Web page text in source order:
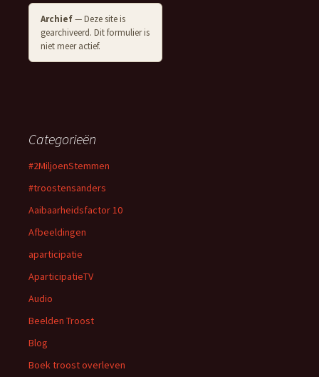
Archief— Deze site is
gearchiveerd. Dit formulier is
niet meer actief.
Categorieën
#2MiljoenStemmen
#troostensanders
Aaibaarheidsfactor 10
Afbeeldingen
aparticipatie
AparticipatieTV
Audio
Beelden Troost
Blog
Boek troost overleven